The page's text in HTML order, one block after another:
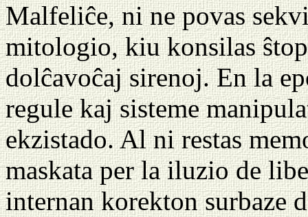
Malfeliĉe, ni ne povas
mitologio, kiu konsilas
dolĉavoĉaj sirenoj. En la
regule kaj sisteme
ekzistado. Al ni restas
maskata per la iluzio de
internan korekton surbaze